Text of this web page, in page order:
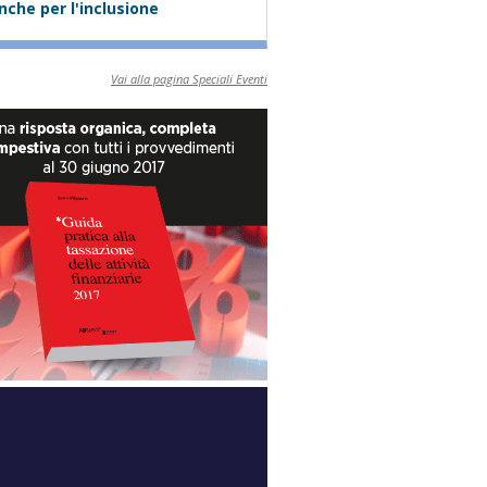
per l'inclusione
Vai alla pagina Speciali Eventi